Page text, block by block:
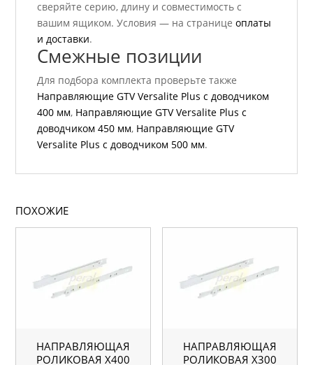
сверяйте серию, длину и совместимость с
вашим ящиком. Условия — на страницеоплаты
и доставки.
Смежные позиции
Для подбора комплекта проверьте также
Направляющие GTV Versalite Plus с доводчиком
400 мм, Направляющие GTV Versalite Plus с
доводчиком 450 мм, Направляющие GTV
Versalite Plus с доводчиком 500 мм.
ПОХОЖИЕ
НАПРАВЛЯЮЩАЯ
РОЛИКОВАЯ X400
НАПРАВЛЯЮЩАЯ
РОЛИКОВАЯ X300